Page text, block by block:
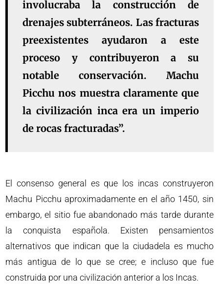
involucraba la construcción de
drenajes subterráneos. Las fracturas
preexistentes ayudaron a este
proceso y contribuyeron a su
notable conservación. Machu
Picchu nos muestra claramente que
la civilización inca era un imperio
de rocas fracturadas”.
El consenso general es que los incas construyeron
Machu Picchu aproximadamente en el año 1450, sin
embargo, el sitio fue abandonado más tarde durante
la conquista española. Existen pensamientos
alternativos que indican que la ciudadela es mucho
más antigua de lo que se cree; e incluso que fue
construida por una civilización anterior a los Incas.